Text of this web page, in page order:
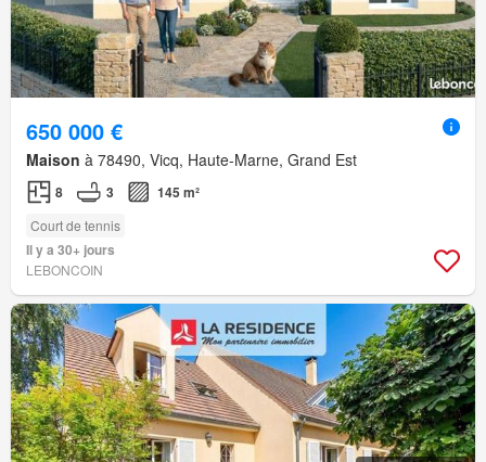
650 000 €
Maison à 78490, Vicq, Haute-Marne, Grand Est
8 3 145 m²
Court de tennis
Il y a 30+ jours
LEBONCOIN